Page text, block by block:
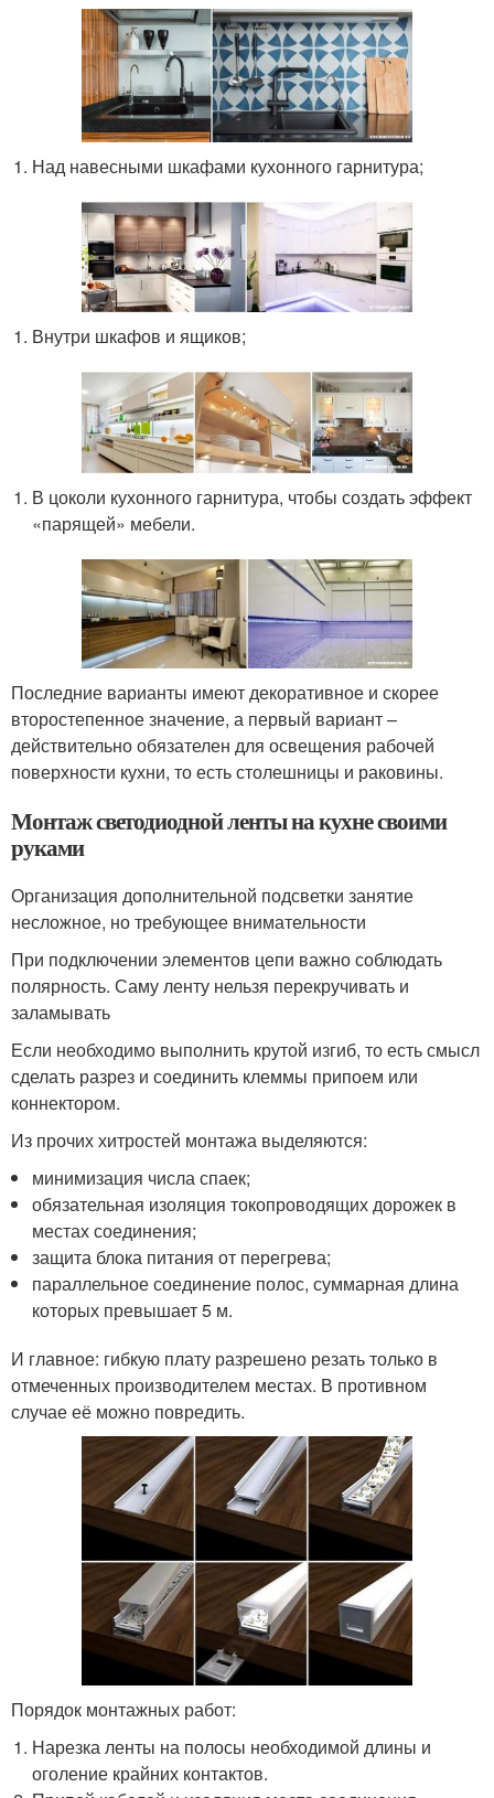
Над навесными шкафами кухонного гарнитура;
Внутри шкафов и ящиков;
В цоколи кухонного гарнитура, чтобы создать эффект
«парящей» мебели.
Последние варианты имеют декоративное и скорее
второстепенное значение, а первый вариант –
действительно обязателен для освещения рабочей
поверхности кухни, то есть столешницы и раковины.
Монтаж светодиодной ленты на кухне своими
руками
Организация дополнительной подсветки занятие
несложное, но требующее внимательности
При подключении элементов цепи важно соблюдать
полярность. Саму ленту нельзя перекручивать и
заламывать
Если необходимо выполнить крутой изгиб, то есть смысл
сделать разрез и соединить клеммы припоем или
коннектором.
Из прочих хитростей монтажа выделяются:
минимизация числа спаек;
обязательная изоляция токопроводящих дорожек в
местах соединения;
защита блока питания от перегрева;
параллельное соединение полос, суммарная длина
которых превышает 5 м.
И главное: гибкую плату разрешено резать только в
отмеченных производителем местах. В противном
случае её можно повредить.
Порядок монтажных работ:
Нарезка ленты на полосы необходимой длины и
оголение крайних контактов.